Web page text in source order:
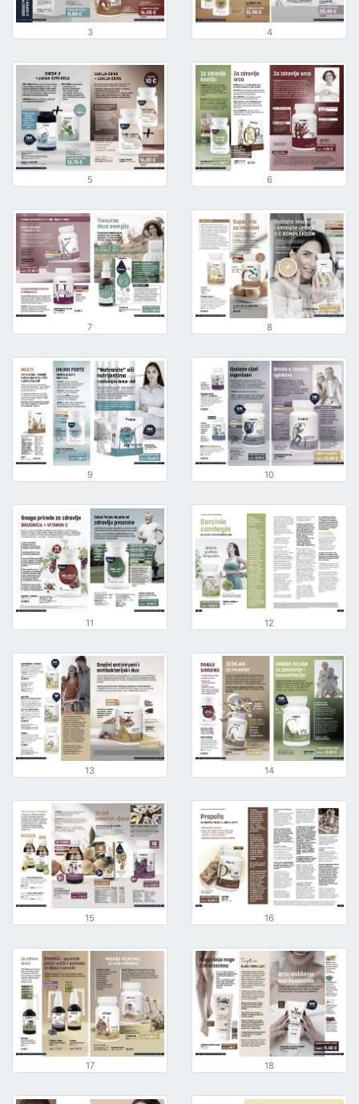
3 4
5 6
7 8
9 10
11 12
13 14
15 16
17 18